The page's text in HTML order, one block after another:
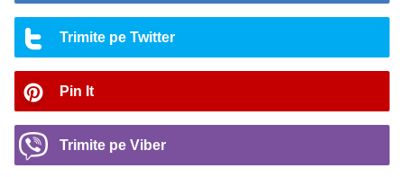
Trimite pe Twitter
Pin It
Trimite pe Viber